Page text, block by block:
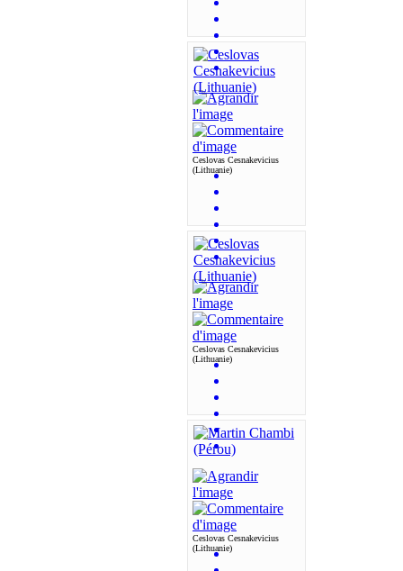
Ceslovas Cesnakevicius
(Lithuanie)
Ceslovas Cesnakevicius
(Lithuanie)
Ceslovas Cesnakevicius
(Lithuanie)